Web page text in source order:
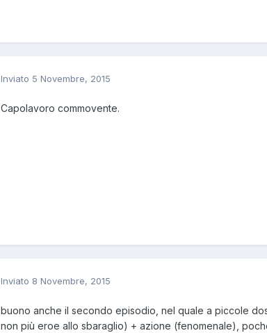
Inviato 5 Novembre, 2015
Capolavoro commovente.
Inviato 8 Novembre, 2015
buono anche il secondo episodio, nel quale a piccole
non più eroe allo sbaraglio) + azione (fenomenale),